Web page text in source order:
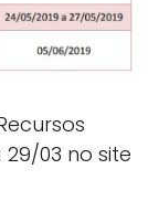
03 no site